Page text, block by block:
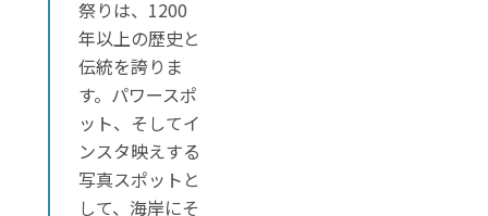
祭りは、1200
年以上の歴史と
伝統を誇りま
す。パワースポ
ット、そしてイ
ンスタ映えする
写真スポットと
して、海岸にそ